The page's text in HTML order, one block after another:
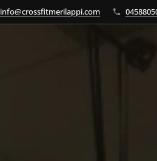
info@crossfitmerilappi.com